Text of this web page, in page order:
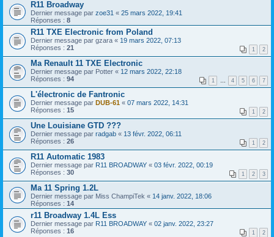
R11 Broadway
Dernier message par zoe31 « 25 mars 2022, 19:41
Réponses : 8
R11 TXE Electronic from Poland
Dernier message par gzara « 19 mars 2022, 07:13
Réponses : 21 1 2
Ma Renault 11 TXE Electronic
Dernier message par Potter « 12 mars 2022, 22:18
Réponses : 94 1 4 5 6 7
L'électronic de Fantronic
Dernier message par DUB-61 « 07 mars 2022, 14:31
Réponses : 15 1 2
Une Louisiane GTD ???
Dernier message par radgab « 13 févr. 2022, 06:11
Réponses : 26 1 2
R11 Automatic 1983
Dernier message par R11 BROADWAY « 03 févr. 2022, 00:19
Réponses : 30 1 2 3
Ma 11 Spring 1.2L
Dernier message par Miss ChampiTek « 14 janv. 2022, 18:06
Réponses : 14
r11 Broadway 1.4L Ess
Dernier message par R11 BROADWAY « 02 janv. 2022, 23:27
Réponses : 16 1 2